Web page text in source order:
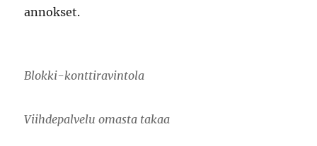
annokset.
Blokki-konttiravintola
Viihdepalvelu omasta takaa